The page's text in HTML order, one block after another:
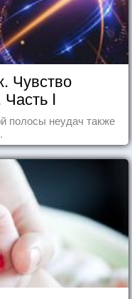
Чувство
Часть I
полосы неудач также